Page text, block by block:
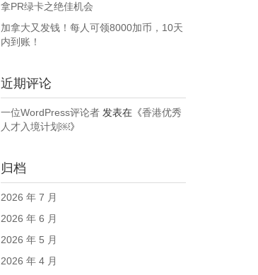
拿PR绿卡之绝佳机会
加拿大又发钱！每人可领8000加币，10天
内到账！
近期评论
一位WordPress评论者发表在《香港优秀
人才入境计划￼》
归档
2026 年 7 月
2026 年 6 月
2026 年 5 月
2026 年 4 月